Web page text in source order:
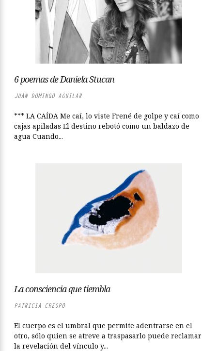
6 poemas de Daniela Stucan
JUAN DOMINGO AGUILAR
*** LA CAÍDA Me caí, lo viste Frené de golpe y caí como
cajas apiladas El destino rebotó como un baldazo de
agua Cuando...
La consciencia que tiembla
PATRICIA CRESPO
El cuerpo es el umbral que permite adentrarse en el
otro, sólo quien se atreve a traspasarlo puede reclamar
la revelación del vínculo y...